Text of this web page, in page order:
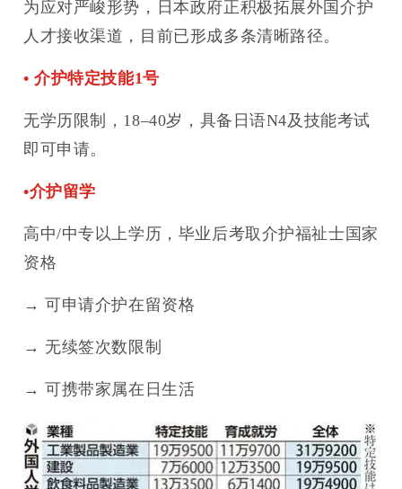
为应对严峻形势，日本政府正积极拓展外国介护
人才接收渠道，目前已形成多条清晰路径。
• 介护特定技能1号
无学历限制，18–40岁，具备日语N4及技能考试
即可申请。
•介护留学
高中/中专以上学历，毕业后考取介护福祉士国家
资格
→ 可申请介护在留资格
→ 无续签次数限制
→ 可携带家属在日生活